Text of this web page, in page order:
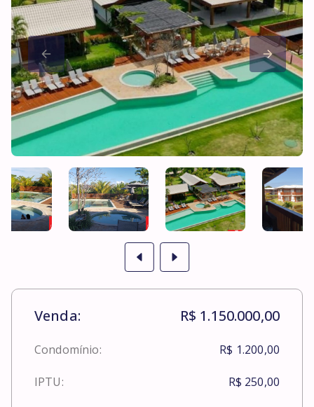
Venda: R$ 1.150.000,00
Condomínio: R$ 1.200,00
IPTU: R$ 250,00